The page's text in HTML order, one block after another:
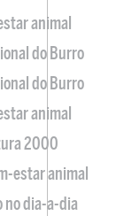
animal
do Burro
do Burro
animal
2000
estar animal
no dia-a-dia